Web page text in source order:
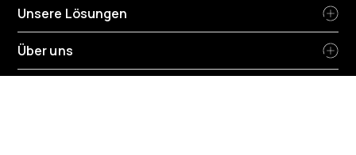
Unsere Lösungen
Über uns